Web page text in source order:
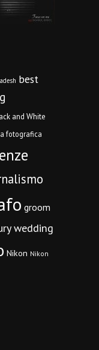
best
and White
fotografica
groom
wedding
Nikon Nikon